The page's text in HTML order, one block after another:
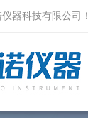
器科技有限公司！